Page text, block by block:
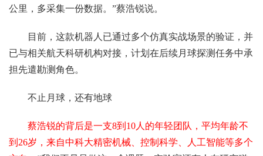
公里，多采集一份数据。”蔡浩锐说。
目前，这款机器人已通过多个仿真实战场景的验证，并
已与相关航天科研机构对接，计划在后续月球探测任务中承
担先遣勘测角色。
不止月球，还有地球
蔡浩锐的背后是一支8到10人的年轻团队，平均年龄不
到26岁，来自中科大精密机械、控制科学、人工智能等多个